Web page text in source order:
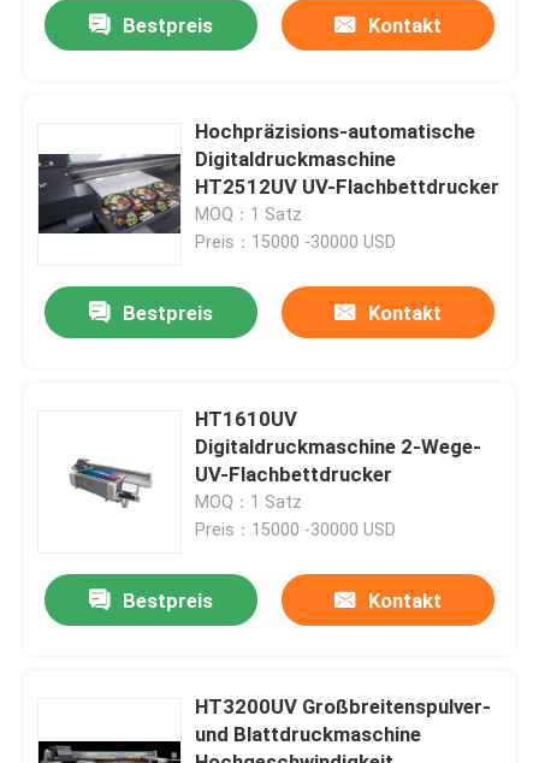
Videos
Über uns
Qualitätskontrolle
Fordern Sie ein Zitat
automatische Blechdose, die Maschine herstellt
Aerosol-Dose, die Maschine herstellt
Bestpreis Kontakt
Hochpräzisions-automatische
Digitaldruckmaschine
HT2512UV UV-Flachbettdrucker
MOQ：1 Satz
Preis：15000 -30000 USD
Bestpreis Kontakt
HT1610UV
Digitaldruckmaschine 2-Wege-
UV-Flachbettdrucker
MOQ：1 Satz
Preis：15000 -30000 USD
Bestpreis Kontakt
HT3200UV Großbreitenspulver-
und Blattdruckmaschine